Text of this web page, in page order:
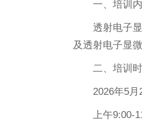
一、培训
透射电子
及透射电子显
二、培训
2026年5月
上午9:00-